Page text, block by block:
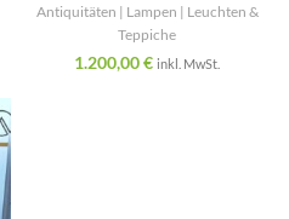
Antiquitäten | Lampen | Leuchten &
Teppiche
1.200,00€ inkl. MwSt.